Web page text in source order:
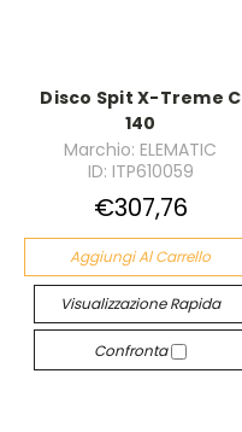
Disco Spit X-Treme C
140
Marchio: ELEMATIC
ID: ITP610059
€307,76
Aggiungi Al Carrello
Visualizzazione Rapida
Confronta